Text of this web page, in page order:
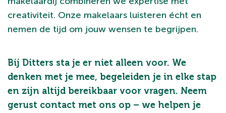
creativiteit. Onze makelaars luisteren écht en
nemen de tijd om jouw wensen te begrijpen.
Bij Ditters sta je er niet alleen voor. We
denken met je mee, begeleiden je in elke stap
en zijn altijd bereikbaar voor vragen. Neem
gerust contact met ons op – we helpen je